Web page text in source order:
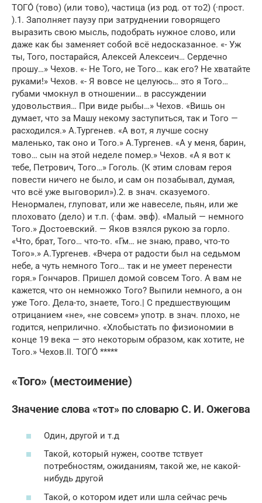
ТОГО́ (тово) (или тово), частица (из род. от то2) (·прост.
).1. Заполняет паузу при затруднении говорящего
выразить свою мысль, подобрать нужное слово, или
даже как бы заменяет собой всё недосказанное. «- Уж
ты, Того, постарайся, Алексей Алексеич… Сердечно
прошу…» Чехов. «- Не Того, не Того… как его? Не хватайте
руками!» Чехов. «- Я вовсе не целуюсь… это я Того…
губами чмокнул в отношении… в рассуждении
удовольствия… При виде рыбы…» Чехов. «Вишь он
думает, что за Машу некому заступиться, так и Того —
расходился.» А.Тургенев. «А вот, я лучше сосну
маленько, так оно и Того.» А.Тургенев. «А у меня, барин,
тово… сын на этой неделе помер.» Чехов. «А я вот к
тебе, Петрович, Того…» Гоголь. (К этим словам героя
повести ничего не было, и сам он позабывал, думая,
что всё уже выговорил»).2. в знач. сказуемого.
Ненормален, глуповат, или же навеселе, пьян, или же
плоховато (дело) и т.п. (·фам. эвф). «Малый — немного
Того.» Достоевский. — Яков взялся рукою за горло.
«Что, брат, Того… что-то. «Гм… не знаю, право, что-то
Того».» А.Тургенев. «Вчера от радости был на седьмом
небе, а чуть немного Того… так и не умеет перенести
горя.» Гончаров. Пришел домой совсем Того. А вам не
кажется, что он немножко Того? Выпили немного, а он
уже Того. Дела-то, знаете, Того.| С предшествующим
отрицанием «не», «не совсем» употр. в знач. плохо, не
годится, неприлично. «Хлобыстать по физиономии в
конце 19 века — это некоторым образом, как хотите, не
Того.» Чехов.II. ТОГО́ *****
«Того» (местоимение)
Значение слова «тот» по словарю С. И. Ожегова
Один, другой и т.д
Такой, который нужен, соотве тствует
потребностям, ожиданиям, такой же, не какой-
нибудь другой
Такой, о котором идет или шла сейчас речь